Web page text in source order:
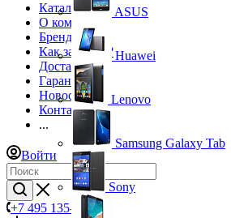
Каталог
О компании
Бренды
Как заказать?
Доставка
Гарантия
Новости
Контакты
...
Войти
+7 495 135-39-43
ASUS
Huawei
Lenovo
Samsung Galaxy Tab
Sony